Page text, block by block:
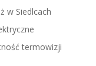
w Siedlcach
termowizji